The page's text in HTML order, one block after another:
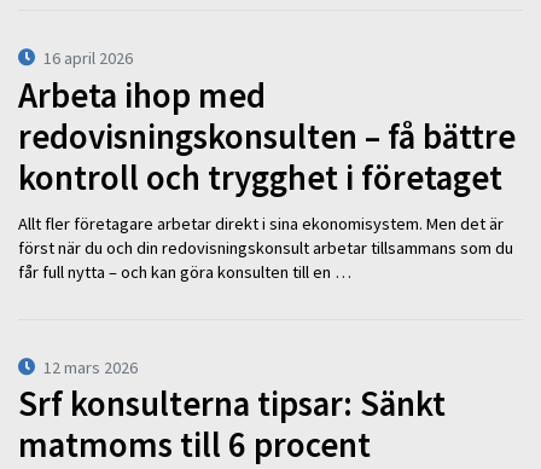
16 april 2026
Arbeta ihop med
redovisningskonsulten – få bättre
kontroll och trygghet i företaget
Allt fler företagare arbetar direkt i sina ekonomisystem. Men det är
först när du och din redovisningskonsult arbetar tillsammans som du
får full nytta – och kan göra konsulten till en …
12 mars 2026
Srf konsulterna tipsar: Sänkt
matmoms till 6 procent